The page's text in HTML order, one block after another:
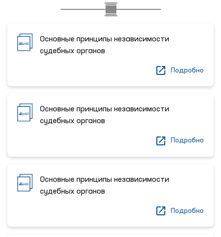
Основные принципы независимости
судебных органов
Подробно
Основные принципы независимости
судебных органов
Подробно
Основные принципы независимости
судебных органов
Подробно